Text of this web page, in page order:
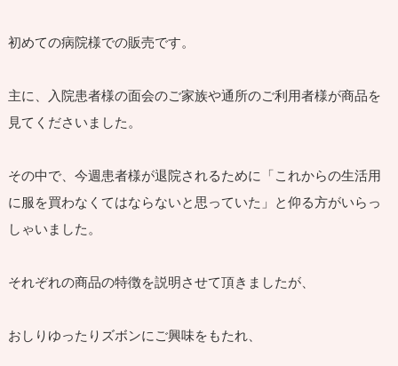
初めての病院様での販売です。
主に、入院患者様の面会のご家族や通所のご利用者様が商品を
見てくださいました。
その中で、今週患者様が退院されるために「これからの生活用
に服を買わなくてはならないと思っていた」と仰る方がいらっ
しゃいました。
それぞれの商品の特徴を説明させて頂きましたが、
おしりゆったりズボンにご興味をもたれ、